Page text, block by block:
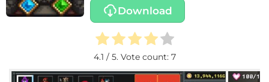
Card
Casual
Download
4.1 / 5. Vote count: 7